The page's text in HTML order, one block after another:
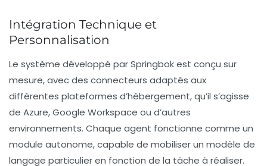
Intégration Technique et
Personnalisation
Le système développé par Springbok est conçu sur
mesure, avec des connecteurs adaptés aux
différentes plateformes d’hébergement, qu’il s’agisse
de Azure,Google Workspace ou d’autres
environnements. Chaque agent fonctionne comme un
module autonome, capable de mobiliser un modèle de
langage particulier en fonction de la tâche à réaliser.